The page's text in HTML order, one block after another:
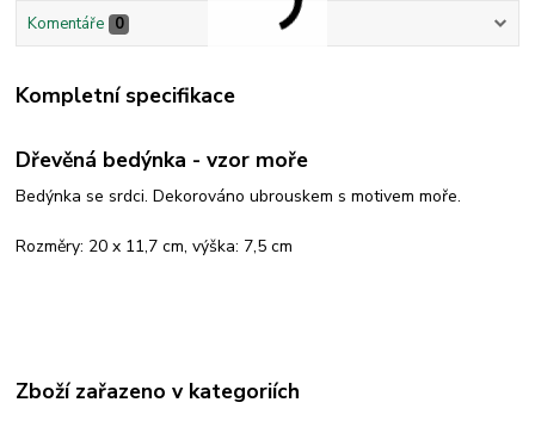
Komentáře 0
Kompletní specifikace
Dřevěná bedýnka - vzor moře
Bedýnka se srdci. Dekorováno ubrouskem s motivem moře.
Rozměry: 20 x 11,7 cm, výška: 7,5 cm
Zboží zařazeno v kategoriích